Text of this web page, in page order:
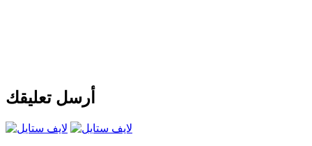
أرسل تعليقك